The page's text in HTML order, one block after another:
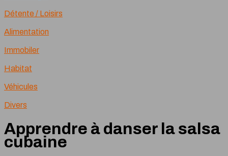
Détente / Loisirs
Alimentation
Immobiler
Habitat
Véhicules
Divers
Apprendre à danser la salsa
cubaine